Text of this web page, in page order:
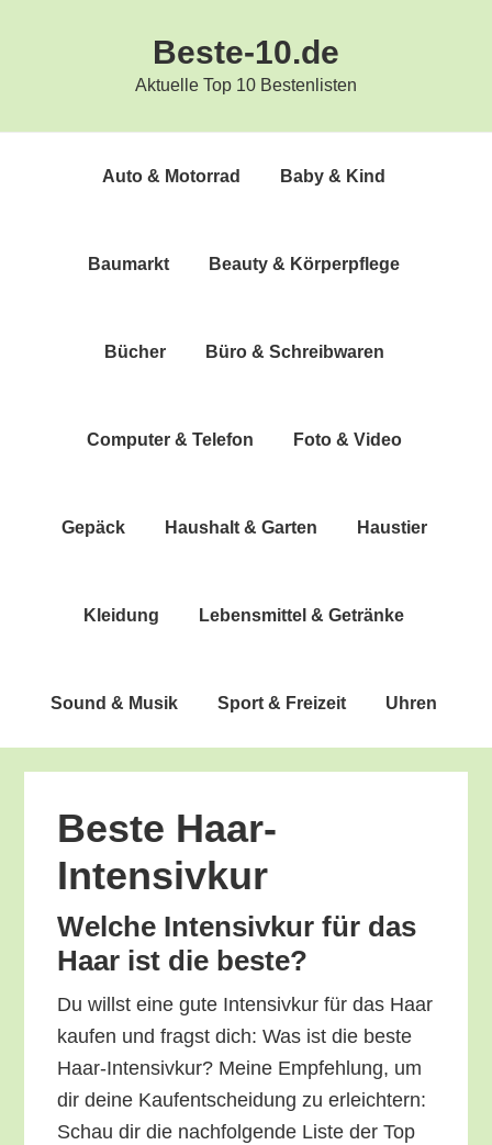
Beste-10.de
Aktuelle Top 10 Bestenlisten
Auto & Motorrad Baby & Kind
Bau­markt Beau­ty & Körperpflege
Bücher Büro & Schreibwaren
Com­pu­ter & Telefon Foto & Video
Gepäck Haus­halt & Garten Haus­tier
Klei­dung Lebens­mit­tel & Getränke
Sound & Musik Sport & Freizeit Uhren
Bes­te Haar-
Intensivkur
Wel­che Inten­siv­kur für das
Haar ist die beste?
Du willst eine gute Inten­siv­kur für das Haar
kau­fen und fragst dich: Was ist die bes­te
Haar-Inten­siv­kur? Mei­ne Emp­feh­lung, um
dir dei­ne Kauf­ent­schei­dung zu erleich­tern:
Schau dir die nach­fol­gen­de Lis­te der Top